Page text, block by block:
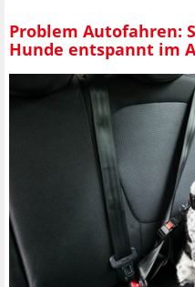
Problem Autofahren:
Hunde entspannt im